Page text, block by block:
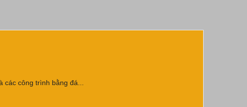
các công trình bằng đá...